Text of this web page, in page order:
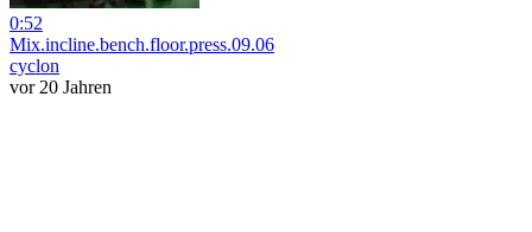
0:52
Mix.incline.bench.floor.press.09.06
cyclon
vor 20 Jahren